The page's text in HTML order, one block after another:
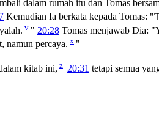
dalam rumah itu dan Tomas
Kemudian Ia berkata kepada Tomas:
v " 20:28 Tomas menjawab Dia:
namun percaya. x "
kitab ini, z 20:31 tetapi semua